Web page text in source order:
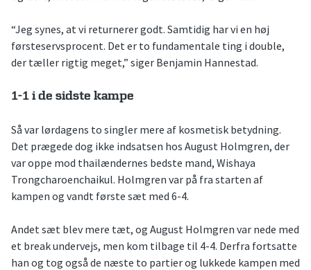
“Jeg synes, at vi returnerer godt. Samtidig har vi en høj
førsteservsprocent. Det er to fundamentale ting i double,
der tæller rigtig meget,” siger Benjamin Hannestad.
1-1 i de sidste kampe
Så var lørdagens to singler mere af kosmetisk betydning.
Det prægede dog ikke indsatsen hos August Holmgren, der
var oppe mod thailændernes bedste mand, Wishaya
Trongcharoenchaikul. Holmgren var på fra starten af
kampen og vandt første sæt med 6-4.
Andet sæt blev mere tæt, og August Holmgren var nede med
et break undervejs, men kom tilbage til 4-4. Derfra fortsatte
han og tog også de næste to partier og lukkede kampen med